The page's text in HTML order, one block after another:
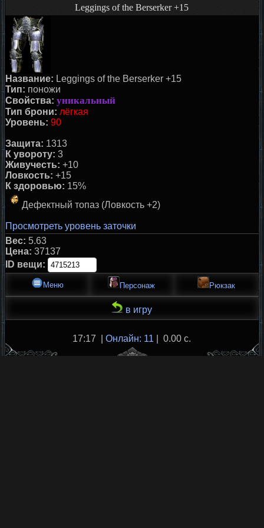
Leggings of the Berserker +15
Название: Leggings of the Berserker +15
Тип: поножи
Свойства: уникальный
Тип брони: лёгкая
Уровень: 90
Защита: 1313
К увороту: 3
Живучесть: +10
Ловкость: +15
К здоровью: 15%
Дефектный топаз (Ловкость +2)
Просмотреть уровень заточки
Вес: 5.63
Цена: 37137
ID вещи:
Меню Персонаж Рюкзак
в игру
17:17 |Онлайн: 11 | 0.00 с.